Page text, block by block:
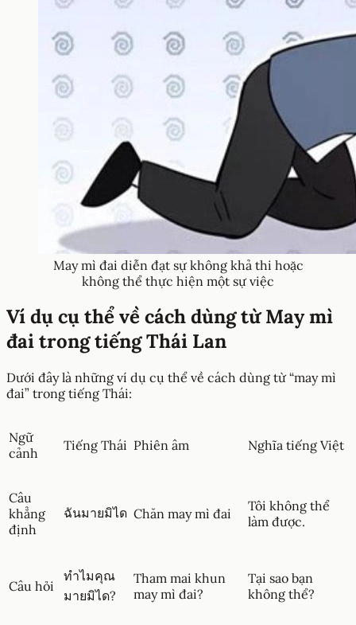
May mì đai diễn đạt sự không khả thi hoặc
không thể thực hiện một sự việc
Ví dụ cụ thể về cách dùng từ May mì
đai trong tiếng Thái Lan
Dưới đây là những ví dụ cụ thể về cách dùng từ “may mì
đai” trong tiếng Thái:
Ngữ
cảnh
Tiếng Thái Phiên âm Nghĩa tiếng Việt
Câu
khẳng
định
ฉันมายมิได Chăn may mì đai
Tôi không thể
làm được.
Câu hỏi
ทำไมคุณ
มายมิได?
Tham mai khun
may mì đai?
Tại sao bạn
không thể?